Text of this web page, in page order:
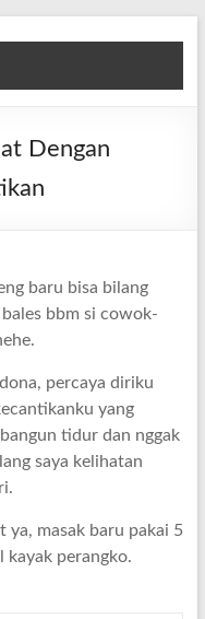
Dengan
baru bisa bilang
bbm si cowok-
percaya diriku
yang
tidur dan nggak
saya kelihatan
ya, masak baru pakai 5
kayak perangko.